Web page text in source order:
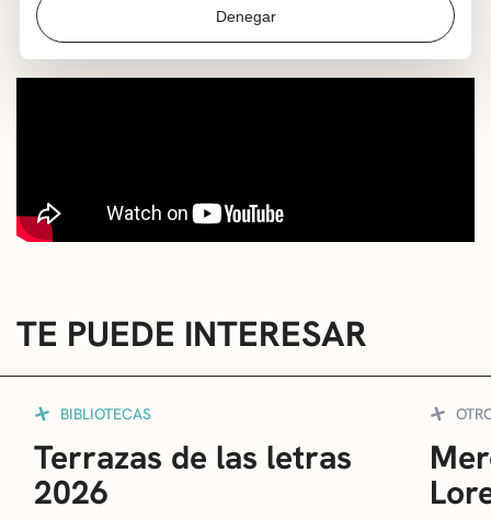
Denegar
TE PUEDE INTERESAR
BIBLIOTECAS
Terrazas de las letras
2026